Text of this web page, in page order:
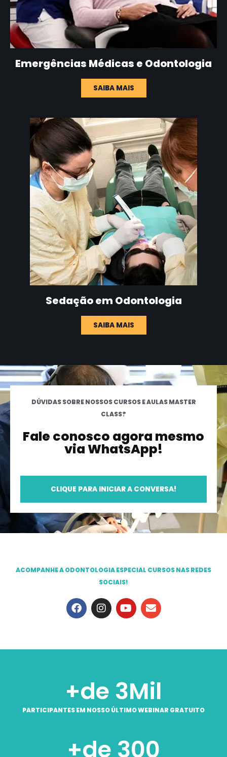
Emergências Médicas e Odontologia
SAIBA MAIS
Sedação em Odontologia
SAIBA MAIS
DÚVIDAS SOBRE NOSSOS CURSOS E AULAS MASTER
CLASS?
Fale conosco agora mesmo
via WhatsApp!
CLIQUE PARA INICIAR A CONVERSA!
ACOMPANHE A ODONTOLOGIA ESPECIAL CURSOS NAS REDES
SOCIAIS!
PARTICIPANTES EM NOSSO ÚLTIMO WEBINAR GRATUITO
+de 3Mil
+de 300